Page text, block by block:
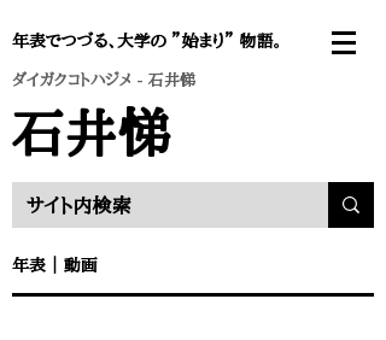
年表でつづる、大学の ”始まり” 物語。
ダイガクコトハジメ - 石井悌
石井悌
年表 ｜ 動画